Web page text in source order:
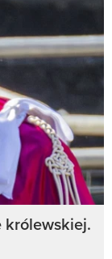
królewskiej.